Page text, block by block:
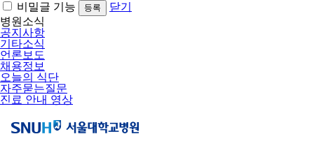
비밀글 기능
닫기
병원소식
공지사항
기타소식
언론보도
채용정보
오늘의 식단
자주묻는질문
진료 안내 영상